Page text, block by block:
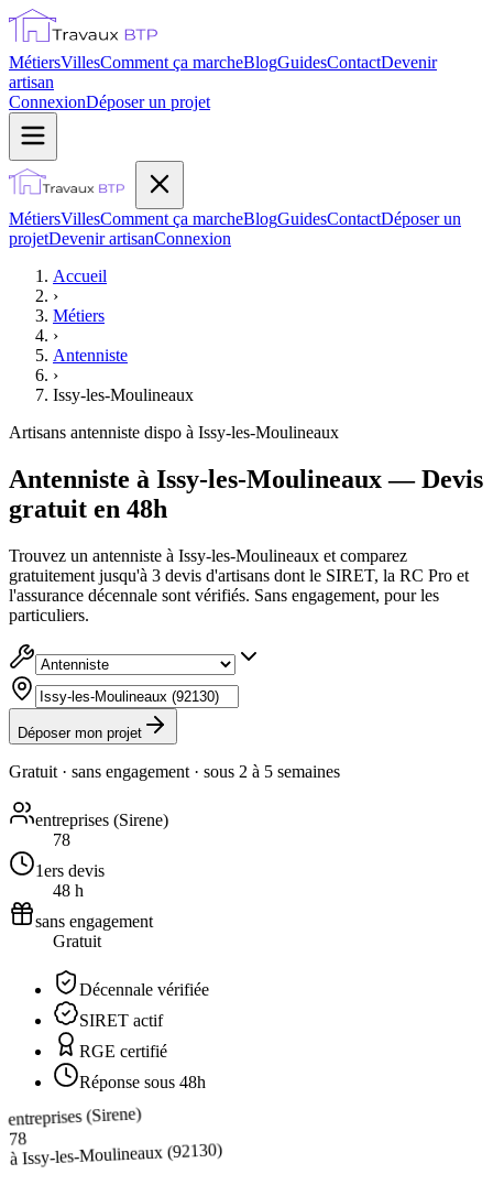
MétiersVillesComment ça marcheBlogGuidesContactDevenir
artisan
ConnexionDéposer un projet
MétiersVillesComment ça marcheBlogGuidesContactDéposer un
projetDevenir artisanConnexion
Accueil
›
Métiers
›
Antenniste
›
Issy-les-Moulineaux
Artisans antenniste dispo à Issy-les-Moulineaux
Antenniste à Issy-les-Moulineaux — Devis
gratuit en 48h
Trouvez un antenniste à Issy-les-Moulineaux et comparez
gratuitement jusqu'à 3 devis d'artisans dont le SIRET, la RC Pro et
l'assurance décennale sont vérifiés. Sans engagement, pour les
particuliers.
Déposer mon projet
Gratuit · sans engagement · sous 2 à 5 semaines
entreprises (Sirene)
78
1ers devis
48 h
sans engagement
Gratuit
Décennale vérifiée
SIRET actif
RGE certifié
Réponse sous 48h
entreprises (Sirene)
78
àIssy-les-Moulineaux(92130)